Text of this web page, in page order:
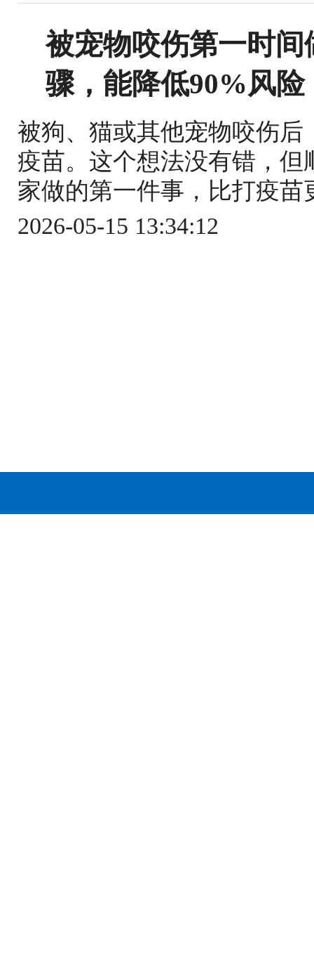
被宠物咬伤第一时
骤，能降低90%风险
被狗、猫或其他宠物咬伤
疫苗。这个想法没有错，
家做的第一件事，比打疫
2026-05-15 13:34:12